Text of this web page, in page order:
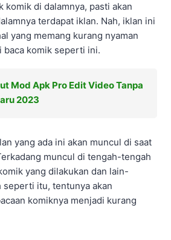
komik di dalamnya, pasti akan
terdapat iklan. Nah, iklan ini
yang memang kurang nyaman
baca komik seperti ini.
Mod Apk Pro Edit Video Tanpa
2023
yang ada ini akan muncul di saat
muncul di tengah-tengah
yang dilakukan dan lain-
seperti itu, tentunya akan
komiknya menjadi kurang